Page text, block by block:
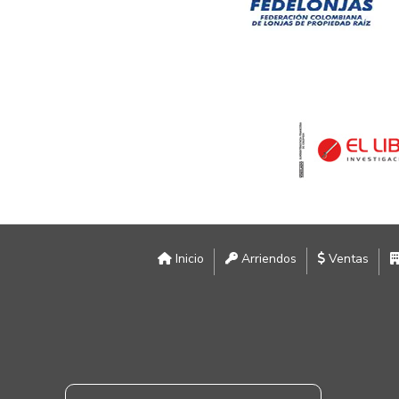
Inicio Arriendos Ventas